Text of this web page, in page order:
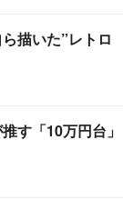
描いた”レトロ
す「10万円台」